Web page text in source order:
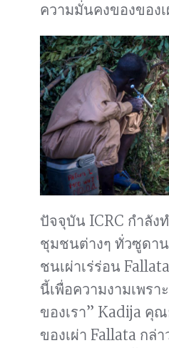
ความมั่นคงของของ
ปัจจุบัน ICRC กำลัง
ชุมชนต่างๆ ทั่วซูดา
ชนเผ่าเร่ร่อน
นี้เพื่อความงามเพร
ของเรา” Kadija คุ
ของเผ่า Fallata กล่